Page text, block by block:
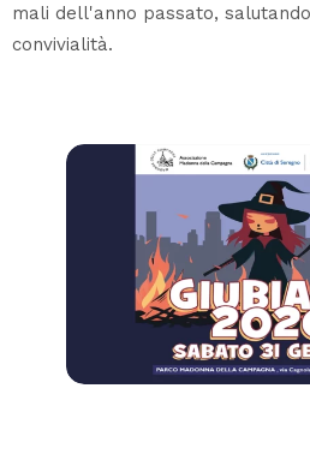
mali dell'anno passato,
convivialità.